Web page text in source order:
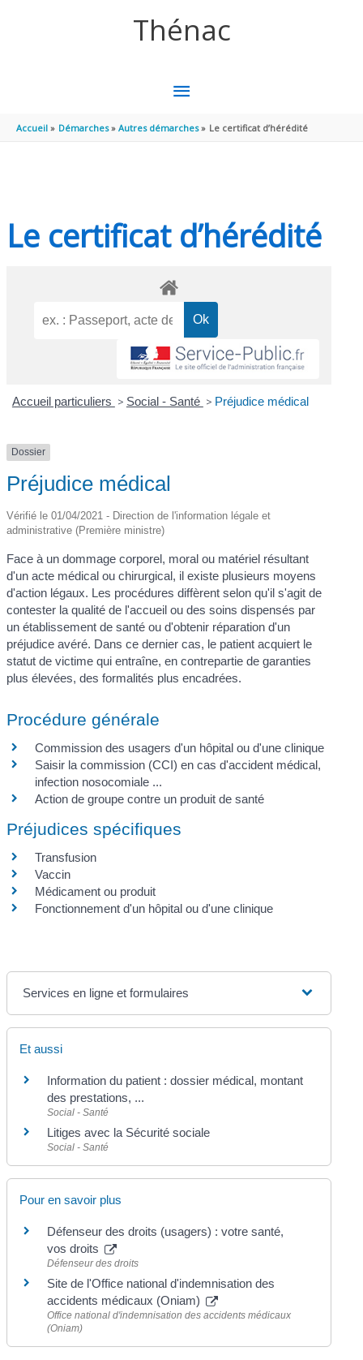
Thénac
MENU
PRINCIPAL
Accueil Démarches Autres démarches Le certificat d’hérédité
Le certificat d’hérédité
Accueil particuliers > Social - Santé > Préjudice médical
Dossier
Préjudice médical
Vérifié le 01/04/2021 - Direction de l'information légale et
administrative (Première ministre)
Face à un dommage corporel, moral ou matériel résultant
d'un acte médical ou chirurgical, il existe plusieurs moyens
d'action légaux. Les procédures diffèrent selon qu'il s'agit de
contester la qualité de l'accueil ou des soins dispensés par
un établissement de santé ou d'obtenir réparation d'un
préjudice avéré. Dans ce dernier cas, le patient acquiert le
statut de victime qui entraîne, en contrepartie de garanties
plus élevées, des formalités plus encadrées.
Procédure générale
Commission des usagers d'un hôpital ou d'une clinique
Saisir la commission (CCI) en cas d'accident médical,
infection nosocomiale ...
Action de groupe contre un produit de santé
Préjudices spécifiques
Transfusion
Vaccin
Médicament ou produit
Fonctionnement d'un hôpital ou d'une clinique
Services en ligne et formulaires
Et aussi
Information du patient : dossier médical, montant
des prestations, ...
Social - Santé
Litiges avec la Sécurité sociale
Social - Santé
Pour en savoir plus
Défenseur des droits (usagers) : votre santé,
vos droits
Défenseur des droits
Site de l'Office national d'indemnisation des
accidents médicaux (Oniam)
Office national d'indemnisation des accidents médicaux
(Oniam)